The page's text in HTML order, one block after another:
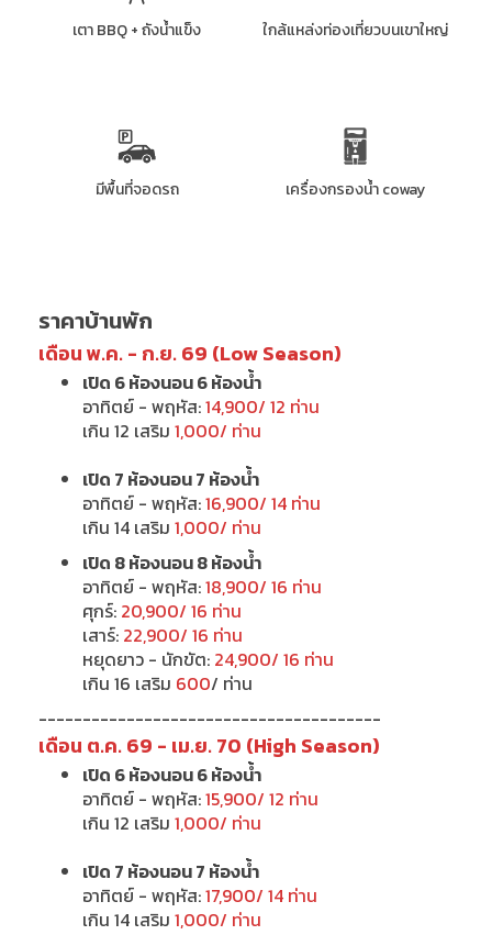
เตา BBQ + ถังน้ำแข็ง ใกล้แหล่งท่องเที่ยวบนเขาใหญ่
มีพื้นที่จอดรถ เครื่องกรองน้ำ coway
ราคาบ้านพัก
เดือน พ.ค. - ก.ย. 69 (Low Season)
เปิด 6 ห้องนอน 6 ห้องน้ำ
อาทิตย์ - พฤหัส:14,900/ 12 ท่าน
เกิน 12 เสริม 1,000/ ท่าน
เปิด 7 ห้องนอน 7 ห้องน้ำ
อาทิตย์ - พฤหัส:16,900/ 14 ท่าน
เกิน 14 เสริม 1,000/ ท่าน
เปิด 8 ห้องนอน 8 ห้องน้ำ
อาทิตย์ - พฤหัส:18,900/ 16 ท่าน
ศุกร์: 20,900/ 16 ท่าน
เสาร์: 22,900/ 16 ท่าน
หยุดยาว - นักขัต: 24,900/ 16 ท่าน
เกิน 16 เสริม 600/ ท่าน
---------------------------------------
เดือน ต.ค. 69 - เม.ย. 70 (High Season)
เปิด 6 ห้องนอน 6 ห้องน้ำ
อาทิตย์ - พฤหัส:15,900/ 12 ท่าน
เกิน 12 เสริม 1,000/ ท่าน
เปิด 7 ห้องนอน 7 ห้องน้ำ
อาทิตย์ - พฤหัส:17,900/ 14 ท่าน
เกิน 14 เสริม 1,000/ ท่าน